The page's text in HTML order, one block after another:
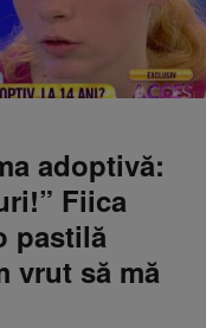
adoptivă:
Fiica
pastilă
vrut să mă